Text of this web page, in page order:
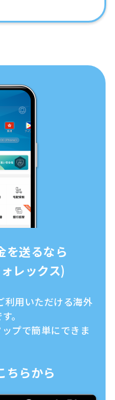
を送るなら
レックス)
用いただける海外
。
プで簡単にできま
ちらから